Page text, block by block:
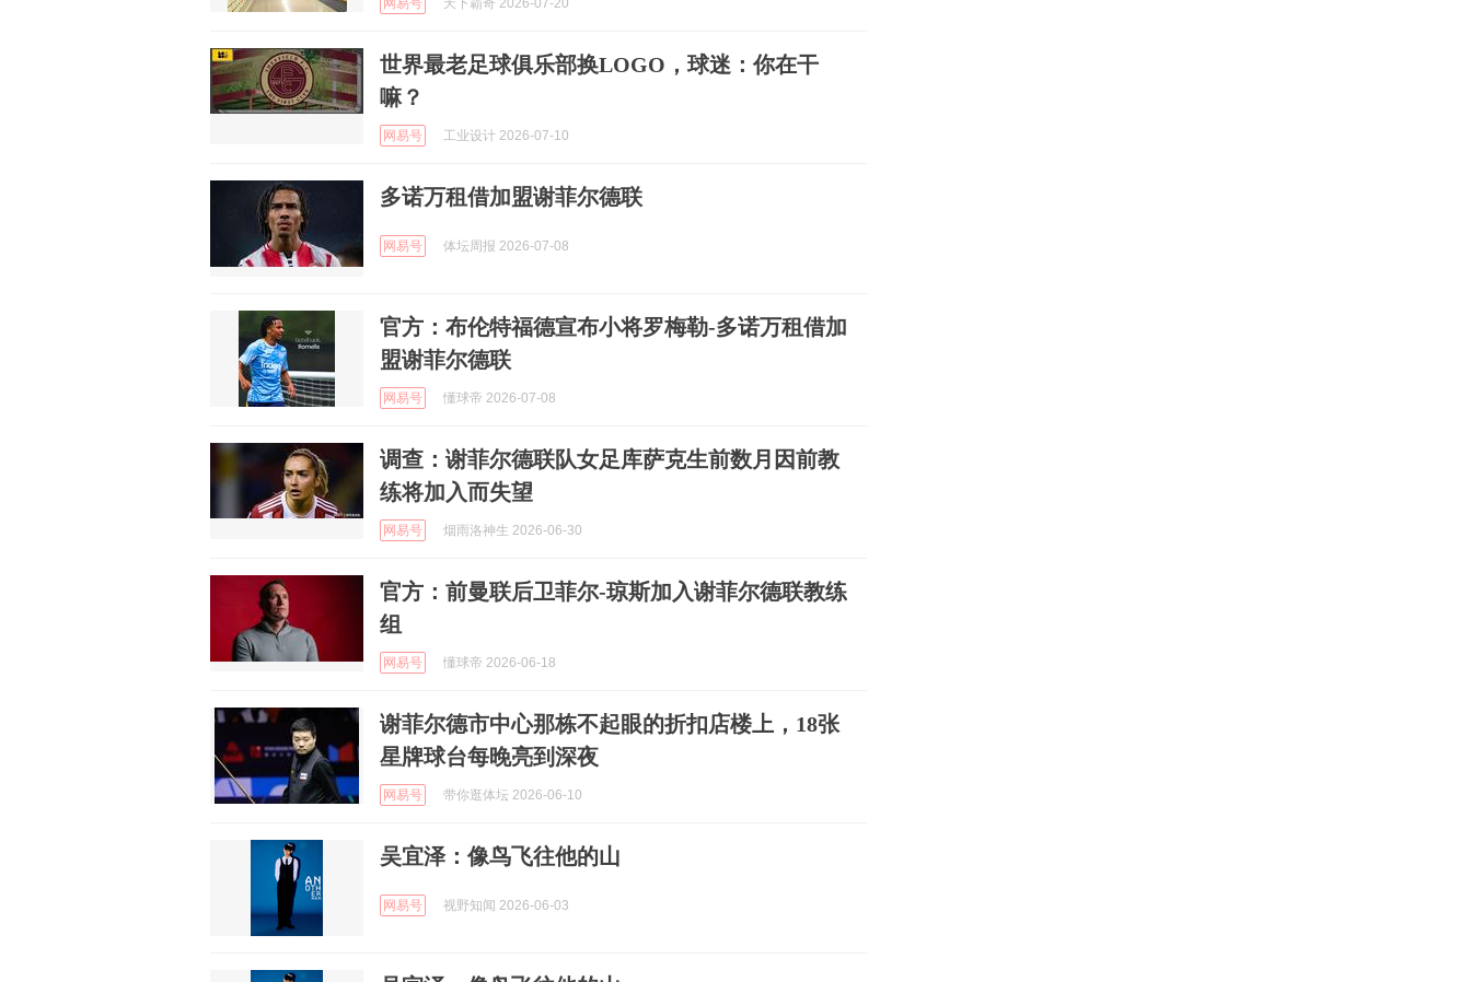
网易号 天下霸奇 2026-07-20
世界最老足球俱乐部换LOGO，球迷：你在干
嘛？
网易号 工业设计 2026-07-10
多诺万租借加盟谢菲尔德联
网易号 体坛周报 2026-07-08
官方：布伦特福德宣布小将罗梅勒-多诺万租借加
盟谢菲尔德联
网易号 懂球帝 2026-07-08
调查：谢菲尔德联队女足库萨克生前数月因前教
练将加入而失望
网易号 烟雨洛神生 2026-06-30
官方：前曼联后卫菲尔-琼斯加入谢菲尔德联教练
组
网易号 懂球帝 2026-06-18
谢菲尔德市中心那栋不起眼的折扣店楼上，18张
星牌球台每晚亮到深夜
网易号 带你逛体坛 2026-06-10
吴宜泽：像鸟飞往他的山
网易号 视野知闻 2026-06-03